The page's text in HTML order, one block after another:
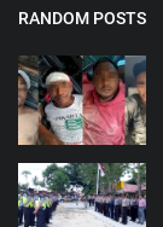
RANDOM POSTS